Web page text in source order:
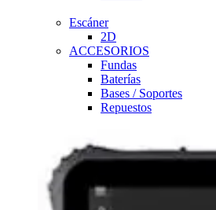
Escáner
2D
ACCESORIOS
Fundas
Baterías
Bases / Soportes
Repuestos